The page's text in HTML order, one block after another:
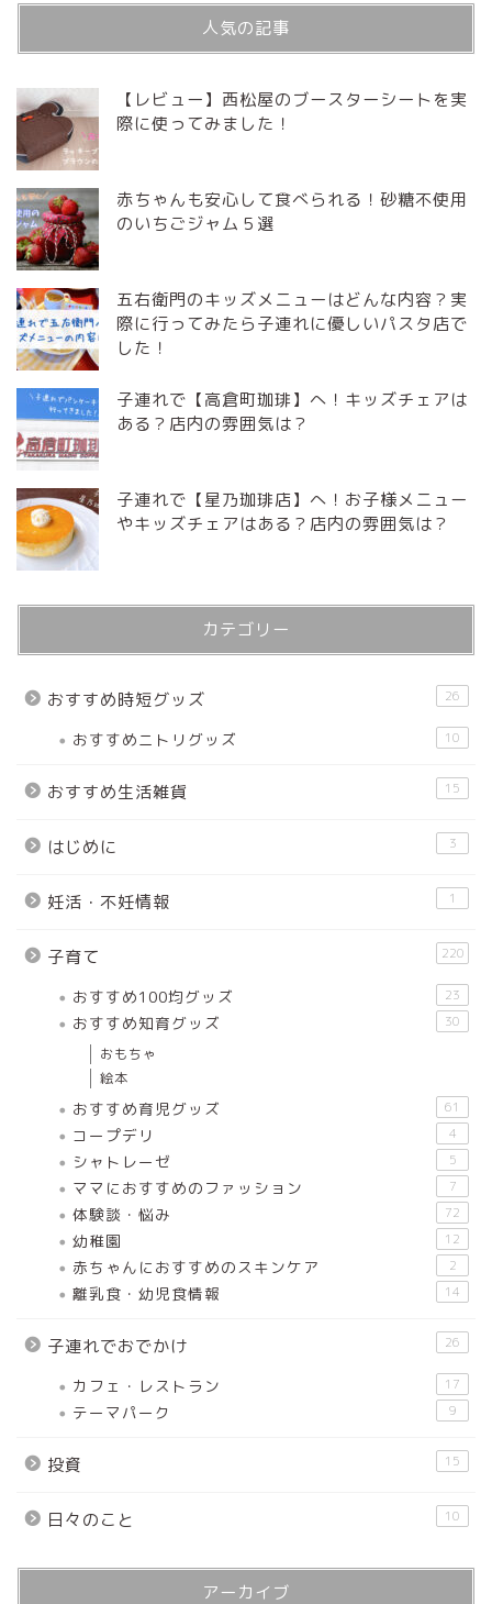
人気の記事
【レビュー】西松屋のブースターシートを実
際に使ってみました！
赤ちゃんも安心して食べられる！砂糖不使用
のいちごジャム５選
五右衛門のキッズメニューはどんな内容？実
際に行ってみたら子連れに優しいパスタ店で
した！
子連れで【高倉町珈琲】へ！キッズチェアは
ある？店内の雰囲気は？
子連れで【星乃珈琲店】へ！お子様メニュー
やキッズチェアはある？店内の雰囲気は？
カテゴリー
おすすめ時短グッズ 26
おすすめニトリグッズ 10
おすすめ生活雑貨 15
はじめに 3
妊活・不妊情報 1
子育て 220
おすすめ100均グッズ 23
おすすめ知育グッズ 30
おもちゃ
絵本
おすすめ育児グッズ 61
コープデリ 4
シャトレーゼ 5
ママにおすすめのファッション 7
体験談・悩み 72
幼稚園 12
赤ちゃんにおすすめのスキンケア 2
離乳食・幼児食情報 14
子連れでおでかけ 26
カフェ・レストラン 17
テーマパーク 9
投資 15
日々のこと 10
アーカイブ